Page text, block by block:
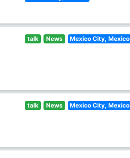
talk News Mexico City, Mexico
talk News Mexico City, Mexico